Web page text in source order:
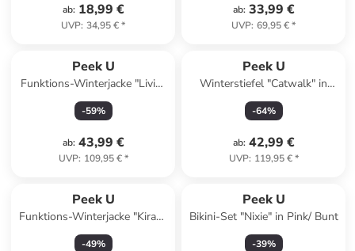
ab: 18,99 €
UVP: 34,95 €*
ab: 33,99 €
UVP: 69,95 €*
Peek U
Funktions-Winterjacke "Livia"
in Blau/ Lila
-59%
ab: 43,99 €
UVP: 109,95 €*
Peek U
Winterstiefel "Catwalk" in
Grau/ Violett
-64%
ab: 42,99 €
UVP: 119,95 €*
Peek U
Funktions-Winterjacke "Kiran"
in Schwarz/ Grün
-49%
Peek U
Bikini-Set "Nixie" in Pink/ Bunt
-39%